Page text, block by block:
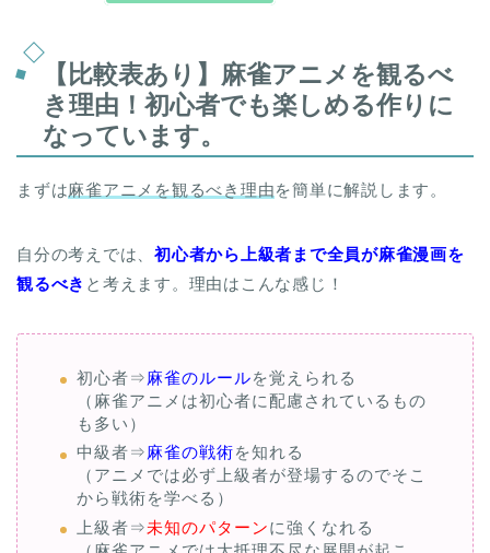
【比較表あり】麻雀アニメを観るべ
き理由！初心者でも楽しめる作りに
なっています。
まずは麻雀アニメを観るべき理由を簡単に解説します。
自分の考えでは、初心者から上級者まで全員が麻雀漫画を
観るべき と考えます。理由はこんな感じ！
初心者⇒麻雀のルールを覚えられる
（麻雀アニメは初心者に配慮されているもの
も多い）
中級者⇒麻雀の戦術を知れる
（アニメでは必ず上級者が登場するのでそこ
から戦術を学べる）
上級者⇒未知のパターンに強くなれる